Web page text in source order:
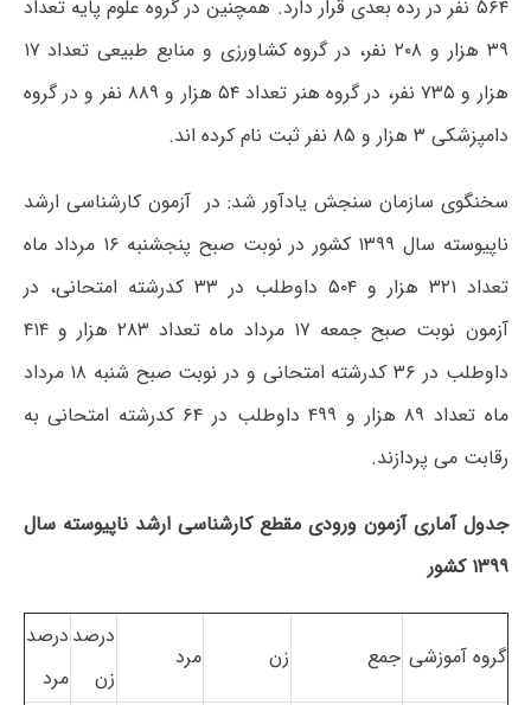
۵۶۴ نفر در رده بعدی قرار دارد. همچنین در گروه علوم پایه تعداد
۳۹ هزار و ۲۰۸ نفر، در گروه کشاورزی و منابع طبیعی تعداد ۱۷
هزار و ۷۳۵ نفر، در گروه هنر تعداد ۵۴ هزار و ۸۸۹ نفر و در گروه
دامپزشکی ۳ هزار و ۸۵ نفر ثبت نام کرده اند.
سخنگوی سازمان سنجش یادآور شد: در آزمون کارشناسی ارشد
ناپیوسته سال ۱۳۹۹ کشور در نوبت صبح پنجشنبه ۱۶ مرداد ماه
تعداد ۳۲۱ هزار و ۵۰۴ داوطلب در ۳۳ کدرشته امتحانی، در
آزمون نوبت صبح جمعه ۱۷ مرداد ماه تعداد ۲۸۳ هزار و ۴۱۴
داوطلب در ۳۶ کدرشته امتحانی و در نوبت صبح شنبه ۱۸ مرداد
ماه تعداد ۸۹ هزار و ۴۹۹ داوطلب در ۶۴ کدرشته امتحانی به
رقابت می پردازند.
جدول آماری آزمون ورودی مقطع کارشناسی ارشد ناپیوسته سال
۱۳۹۹ کشور
گروه آموزشی جمع زن مرد
درصد
زن
درصد
مرد